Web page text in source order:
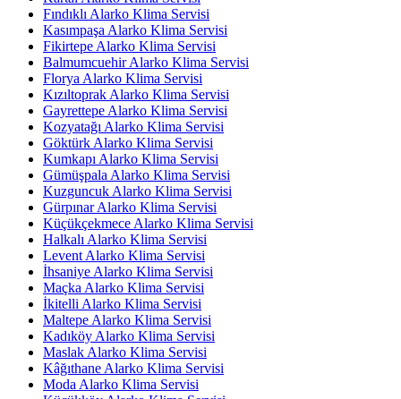
Fındıklı Alarko Klima Servisi
Kasımpaşa Alarko Klima Servisi
Fikirtepe Alarko Klima Servisi
Balmumcuehir Alarko Klima Servisi
Florya Alarko Klima Servisi
Kızıltoprak Alarko Klima Servisi
Gayrettepe Alarko Klima Servisi
Kozyatağı Alarko Klima Servisi
Göktürk Alarko Klima Servisi
Kumkapı Alarko Klima Servisi
Gümüşpala Alarko Klima Servisi
Kuzguncuk Alarko Klima Servisi
Gürpınar Alarko Klima Servisi
Küçükçekmece Alarko Klima Servisi
Halkalı Alarko Klima Servisi
Levent Alarko Klima Servisi
İhsaniye Alarko Klima Servisi
Maçka Alarko Klima Servisi
İkitelli Alarko Klima Servisi
Maltepe Alarko Klima Servisi
Kadıköy Alarko Klima Servisi
Maslak Alarko Klima Servisi
Kâğıthane Alarko Klima Servisi
Moda Alarko Klima Servisi